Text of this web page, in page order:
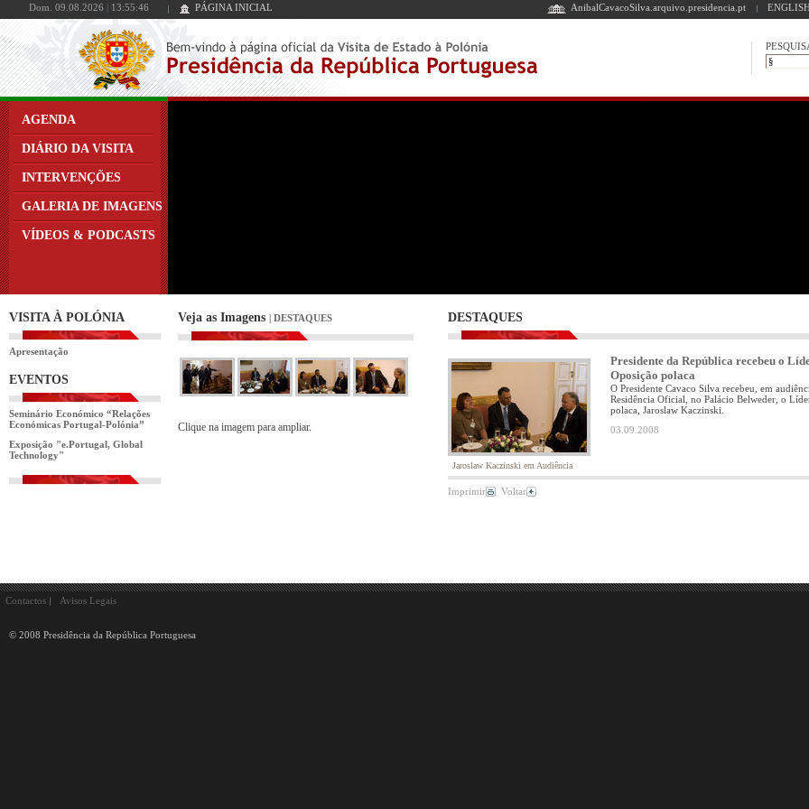
Dom. 09.08.2026 | 13:55:47 PÁGINA INICIAL AnibalCavacoSilva.arquivo.presidencia.pt
AGENDA
DIÁRIO DA VISITA
INTERVENÇÕES
GALERIA DE IMAGENS
VÍDEOS & PODCASTS
VISITA À POLÓNIA
Apresentação
EVENTOS
Seminário Económico “Relações
Económicas Portugal-Polónia”
Exposição "e.Portugal, Global
Technology"
Veja as Imagens | DESTAQUES
Clique na imagem para ampliar.
DESTAQUES
Jaroslaw Kaczinski em Audiência
Presidente da República recebeu o
Oposição polaca
O Presidente Cavaco Silva recebeu, em
Residência Oficial, no Palácio Belweder, o
polaca, Jaroslaw Kaczinski.
03.09.2008
Imprimir Voltar
Contactos Avisos Legais
© 2008 Presidência da República Portuguesa